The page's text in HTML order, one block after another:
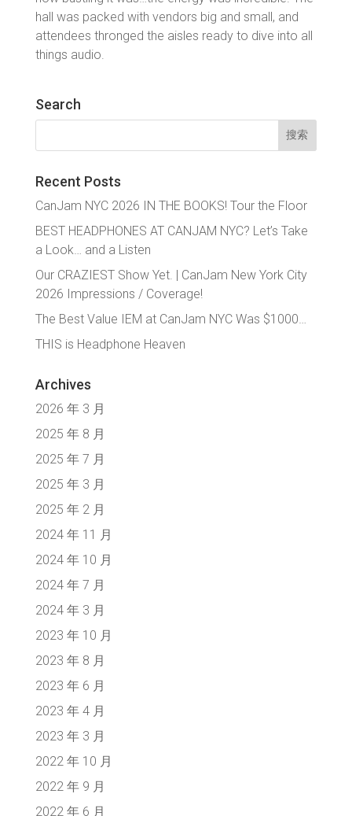
hall was packed with vendors big and small, and
attendees thronged the aisles ready to dive into all
things audio.
Search
搜
Recent Posts
CanJam NYC 2026 IN THE BOOKS! Tour the Floor
BEST HEADPHONES AT CANJAM NYC? Let’s Take
a Look… and a Listen
Our CRAZIEST Show Yet. | CanJam New York City
2026 Impressions / Coverage!
The Best Value IEM at CanJam NYC Was $1000…
THIS is Headphone Heaven
Archives
2026 年 3 月
2025 年 8 月
2025 年 7 月
2025 年 3 月
2025 年 2 月
2024 年 11 月
2024 年 10 月
2024 年 7 月
2024 年 3 月
2023 年 10 月
2023 年 8 月
2023 年 6 月
2023 年 4 月
2023 年 3 月
2022 年 10 月
2022 年 9 月
2022 年 6 月